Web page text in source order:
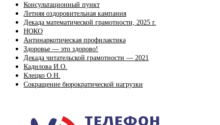
Консультационный пункт
Летняя оздоровительная кампания
Декада математической грамотности, 2025 г.
НОКО
Антинаркотическая профилактика
Здоровье — это здорово!
Декада читательской грамотности — 2021
Кадилова И.О.
Клецко О.Н.
Сокращение бюрократической нагрузки